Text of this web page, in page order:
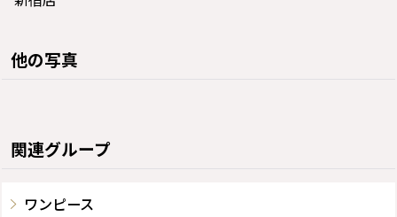
他の写真
関連グループ
ワンピース